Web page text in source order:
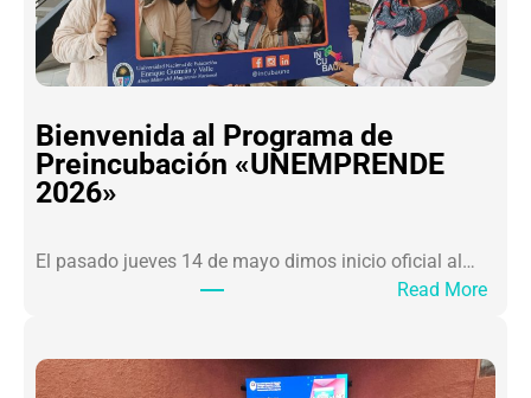
Bienvenida al Programa de
Preincubación «UNEMPRENDE
2026»
El pasado jueves 14 de mayo dimos inicio oficial al…
Read More